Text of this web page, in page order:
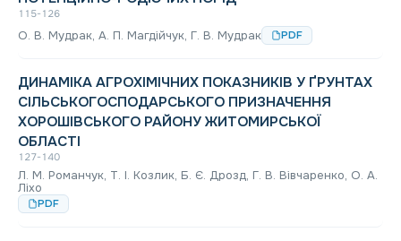
115-126
О. В. Мудрак, А. П. Магдійчук, Г. В. Мудрак PDF
ДИНАМІКА АГРОХІМІЧНИХ ПОКАЗНИКІВ У ҐРУНТАХ
СІЛЬСЬКОГОСПОДАРСЬКОГО ПРИЗНАЧЕННЯ
ХОРОШІВСЬКОГО РАЙОНУ ЖИТОМИРСЬКОЇ
ОБЛАСТІ
127-140
Л. М. Романчук, Т. І. Козлик, Б. Є. Дрозд, Г. В. Вівчаренко, О. А.
Ліхо
PDF